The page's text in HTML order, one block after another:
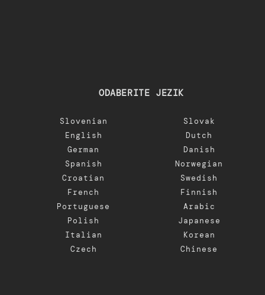
ODABERITE JEZIK
Slovenian
English
German
Spanish
Croatian
French
Portuguese
Polish
Italian
Czech
Slovak
Dutch
Danish
Norwegian
Swedish
Finnish
Arabic
Japanese
Korean
Chinese